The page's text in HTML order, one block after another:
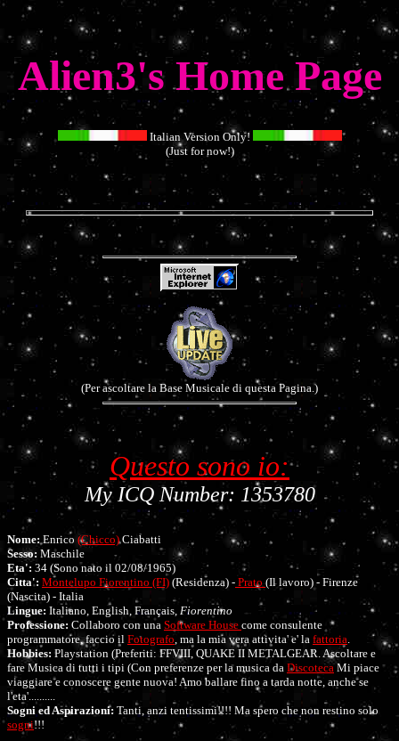
Alien3's Home Page
Italian Version Only!
(Just for now!)
(Per ascoltare la Base Musicale di questa Pagina.)
Questo sono io:
My ICQ Number: 1353780
Nome:Enrico (Chicco)Ciabatti
Sesso: Maschile
Eta': 34 (Sono nato il 02/08/1965)
Citta': Montelupo Fiorentino (FI) (Residenza) - Prato(Il lavoro) - Firenze
(Nascita) - Italia
Lingue: Italiano, English, Français, Fiorentino
Professione: Collaboro con una Software House come consulente
programmatore, faccio il Fotografo, ma la mia vera attivita' e' la fattoria.
Hobbies: Playstation (Preferiti: FFVIII, QUAKE II METALGEAR. Ascoltare e
fare Musica di tutti i tipi (Con preferenze per la musica da DiscotecaMi piace
viaggiare e conoscere gente nuova! Amo ballare fino a tarda notte, anche se
l'eta'..........
Sogni ed Aspirazioni: Tanti, anzi tentissimi!!!! Ma spero che non restino solo
sogni!!!